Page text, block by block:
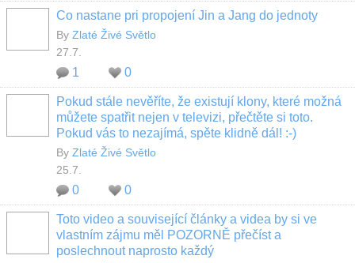
Co nastane pri propojení Jin a Jang do jednoty
By Zlaté Živé Světlo
27.7.
1 0
Pokud stále nevěříte, že existují klony, které možná
můžete spatřit nejen v televizi, přečtěte si toto.
Pokud vás to nezajímá, spěte klidně dál! :-)
By Zlaté Živé Světlo
25.7.
0 0
Toto video a související články a videa by si ve
vlastním zájmu měl POZORNĚ přečíst a
poslechnout naprosto každý